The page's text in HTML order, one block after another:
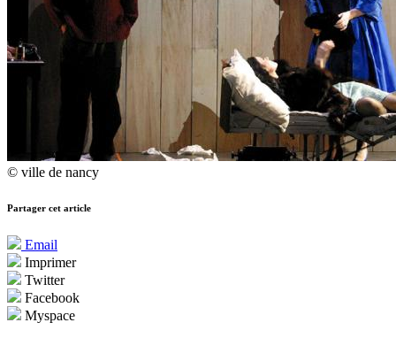
© ville de nancy
Partager cet article
Email
Imprimer
Twitter
Facebook
Myspace